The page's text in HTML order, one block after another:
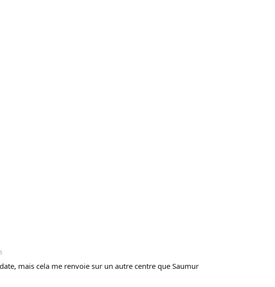
date, mais cela me renvoie sur un autre centre que Saumur